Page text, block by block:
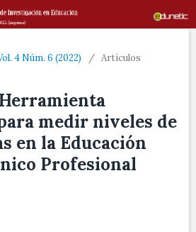
4 Núm. 6 (2022) / Artículos
medir niveles de
en la Educación
Profesional